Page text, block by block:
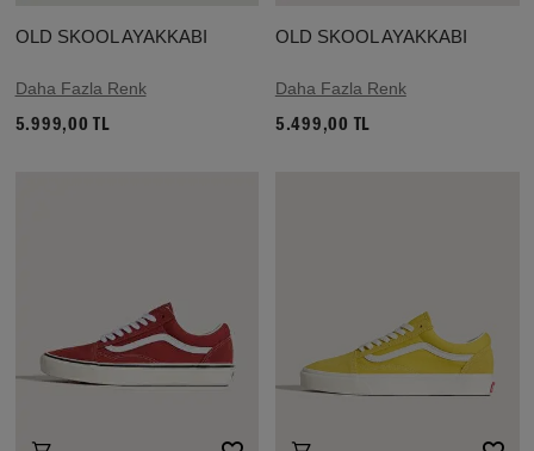
OLD SKOOL AYAKKABI
Daha Fazla Renk
5.999,00 TL
OLD SKOOL AYAKKABI
Daha Fazla Renk
5.499,00 TL